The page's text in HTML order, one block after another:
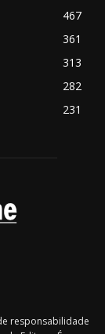
467
361
313
282
231
responsabilidade